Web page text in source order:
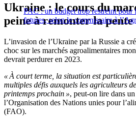
PAC : un budget trop restreint pour
futures, selon le commissaire à
Ukraine : le cours du
peine à remonter la pente
L’invasion de l’Ukraine par la Russie a
choc sur les marchés agroalimentaires
devrait perdurer en 2023.
« À court terme, la situation est
multiples défis auxquels les agriculteurs
printemps prochain », peut-on lire dans un
l’Organisation des Nations unies pour
(FAO).